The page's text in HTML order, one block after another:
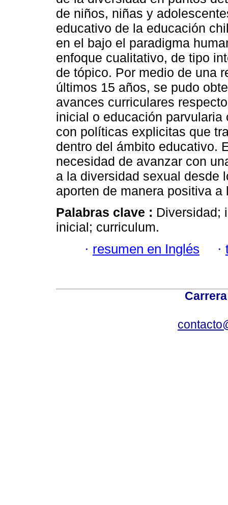
de niños, niñas y
educativo de la educación
en el bajo el paradigma
enfoque cualitativo, de tipo
de tópico. Por medio de una
últimos 15 años, se pudo
avances curriculares
inicial o educación
con políticas explicitas que
dentro del ámbito educativo.
necesidad de avanzar con
a la diversidad sexual desde
aporten de manera positiva
Palabras clave : Diversidad;
inicial; curriculum.
· resumen en Inglés ·